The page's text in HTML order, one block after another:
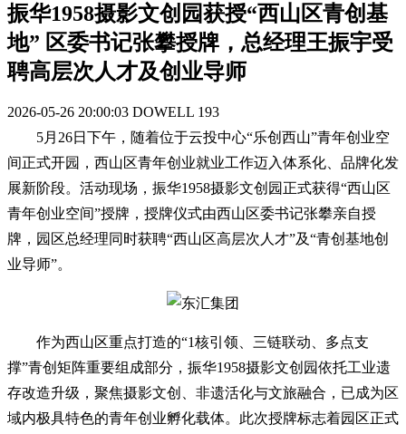
振华1958摄影文创园获授“西山区青创基
地” 区委书记张攀授牌，总经理王振宇受
聘高层次人才及创业导师
2026-05-26 20:00:03 DOWELL 193
5月26日下午，随着位于云投中心“乐创西山”青年创业空
间正式开园，西山区青年创业就业工作迈入体系化、品牌化发
展新阶段。活动现场，振华1958摄影文创园正式获得“西山区
青年创业空间”授牌，授牌仪式由西山区委书记张攀亲自授
牌，园区总经理同时获聘“西山区高层次人才”及“青创基地创
业导师”。
作为西山区重点打造的“1核引领、三链联动、多点支
撑”青创矩阵重要组成部分，振华1958摄影文创园依托工业遗
存改造升级，聚焦摄影文创、非遗活化与文旅融合，已成为区
域内极具特色的青年创业孵化载体。此次授牌标志着园区正式